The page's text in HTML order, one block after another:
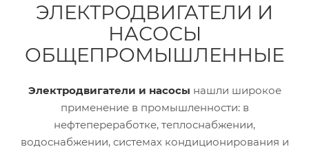
ЭЛЕКТРОДВИГАТЕЛИ И
НАСОСЫ
ОБЩЕПРОМЫШЛЕННЫЕ
Электродвигатели и насосы нашли широкое
применение в промышленности: в
нефтепереработке, теплоснабжении,
водоснабжении, системах кондиционирования и